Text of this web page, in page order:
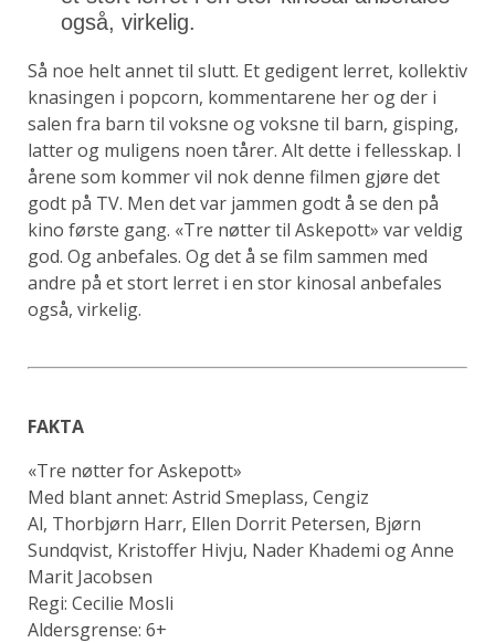
også, virkelig.
Så noe helt annet til slutt. Et gedigent lerret, kollektiv
knasingen i popcorn, kommentarene her og der i
salen fra barn til voksne og voksne til barn, gisping,
latter og muligens noen tårer. Alt dette i fellesskap. I
årene som kommer vil nok denne filmen gjøre det
godt på TV. Men det var jammen godt å se den på
kino første gang. «Tre nøtter til Askepott» var veldig
god. Og anbefales. Og det å se film sammen med
andre på et stort lerret i en stor kinosal anbefales
også, virkelig.
FAKTA
«Tre nøtter for Askepott»
Med blant annet: Astrid Smeplass, Cengiz
Al, Thorbjørn Harr, Ellen Dorrit Petersen, Bjørn
Sundqvist, Kristoffer Hivju, Nader Khademi og Anne
Marit Jacobsen
Regi: Cecilie Mosli
Aldersgrense: 6+